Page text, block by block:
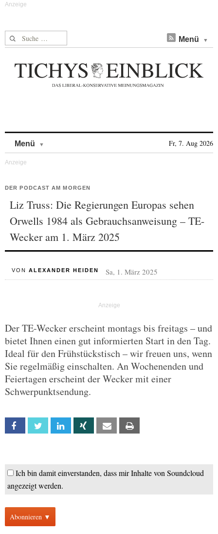
Suche nach: Menü
Menü Fr, 7. Aug 2026
DER PODCAST AM MORGEN
Liz Truss: Die Regierungen Europas sehen
Orwells 1984 als Gebrauchsanweisung – TE-
Wecker am 1. März 2025
VON ALEXANDER HEIDEN Sa, 1. März 2025
Der TE-Wecker erscheint montags bis freitags – und
bietet Ihnen einen gut informierten Start in den Tag.
Ideal für den Frühstückstisch – wir freuen uns, wenn
Sie regelmäßig einschalten. An Wochenenden und
Feiertagen erscheint der Wecker mit einer
Schwerpunktsendung.
Facebook Twitter Linkedin Xing Email
Ich bin damit einverstanden, dass mir Inhalte von Soundcloud
angezeigt werden.
Abonnieren ▼